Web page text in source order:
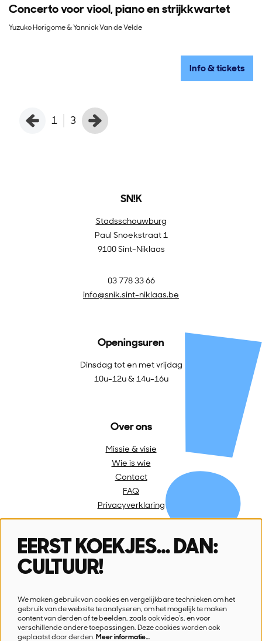
Concerto voor viool, piano en strijkkwartet
Yuzuko Horigome & Yannick Van de Velde
Info & tickets
1 3
SN!K
Stadsschouwburg
Paul Snoekstraat 1
9100 Sint-Niklaas
03 778 33 66
info@snik.sint-niklaas.be
Openingsuren
Dinsdag tot en met vrijdag
10u-12u & 14u-16u
Over ons
Missie & visie
Wie is wie
Contact
FAQ
Privacyverklaring
Volg ons
Schrijf je in voor onze nieuwsbrief
EERST KOEKJES… DAN:
CULTUUR!
We maken gebruik van cookies en vergelijkbare technieken om het
gebruik van de website te analyseren, om het mogelijk te maken
content van derden af te beelden, zoals ook video’s, en voor
verschillende andere toepassingen. Deze cookies worden ook
geplaatst door derden.Meer informatie…